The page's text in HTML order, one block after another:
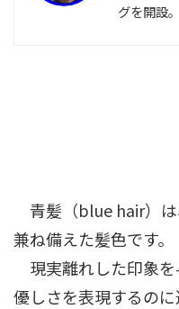
グを開設。
青髪（blue hair）は
兼ね備えた髪色です。
現実離れした印象
優しさを表現するの